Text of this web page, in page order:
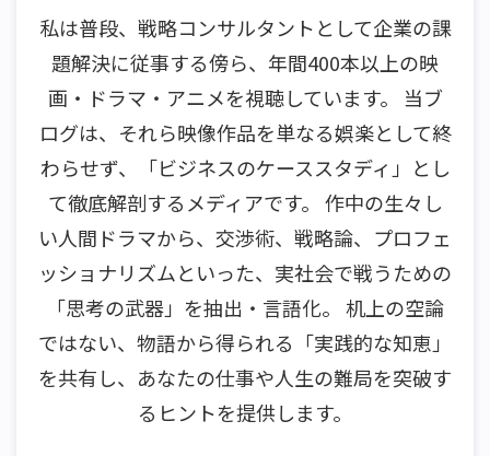
私は普段、戦略コンサルタントとして企業の課
題解決に従事する傍ら、年間400本以上の映
画・ドラマ・アニメを視聴しています。 当ブ
ログは、それら映像作品を単なる娯楽として終
わらせず、「ビジネスのケーススタディ」とし
て徹底解剖するメディアです。 作中の生々し
い人間ドラマから、交渉術、戦略論、プロフェ
ッショナリズムといった、実社会で戦うための
「思考の武器」を抽出・言語化。 机上の空論
ではない、物語から得られる「実践的な知恵」
を共有し、あなたの仕事や人生の難局を突破す
るヒントを提供します。